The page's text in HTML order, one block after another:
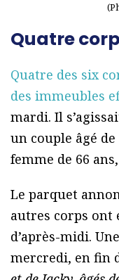
Quatre
Quatre des six
des immeubles
mardi. Il
un couple âgé
femme de 66
Le parquet
autres corps ont
d’après-midi.
mercredi, en fin